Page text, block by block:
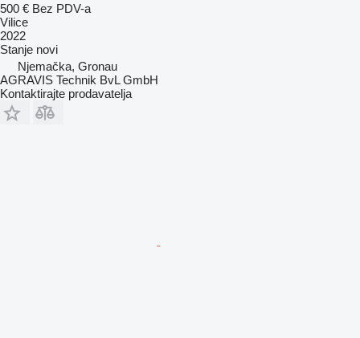
500 € Bez PDV-a
Vilice
2022
Stanje novi
Njemačka, Gronau
AGRAVIS Technik BvL GmbH
Kontaktirajte prodavatelja